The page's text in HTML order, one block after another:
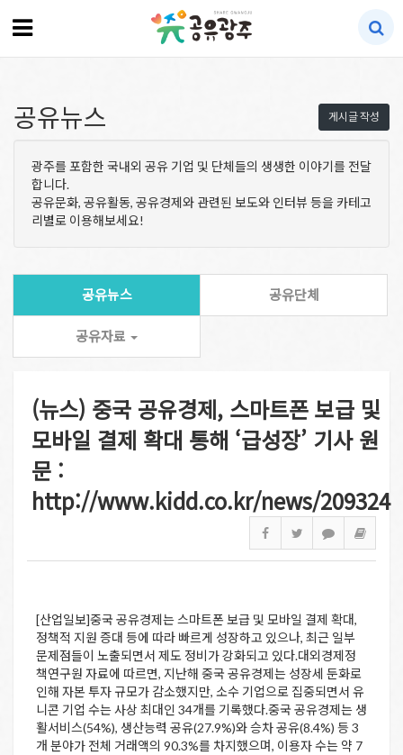
게시글 작성
공유뉴스
광주를 포함한 국내외 공유 기업 및 단체들의 생생한 이야기를 전달
합니다.
공유문화, 공유활동, 공유경제와 관련된 보도와 인터뷰 등을 카테고
리별로 이용해보세요!
공유뉴스 공유단체
공유자료
(뉴스) 중국 공유경제, 스마트폰 보급 및
모바일 결제 확대 통해 ‘급성장’ 기사 원
문 :
http://www.kidd.co.kr/news/209324
[산업일보]중국 공유경제는 스마트폰 보급 및 모바일 결제 확대,
정책적 지원 증대 등에 따라 빠르게 성장하고 있으나, 최근 일부
문제점들이 노출되면서 제도 정비가 강화되고 있다.대외경제정
책연구원 자료에 따르면, 지난해 중국 공유경제는 성장세 둔화로
인해 자본 투자 규모가 감소했지만, 소수 기업으로 집중되면서 유
니콘 기업 수는 사상 최대인 34개를 기록했다.중국 공유경제는 생
활서비스(54%), 생산능력 공유(27.9%)와 승차 공유(8.4%) 등 3
개 분야가 전체 거래액의 90.3%를 차지했으며, 이용자 수는 약 7